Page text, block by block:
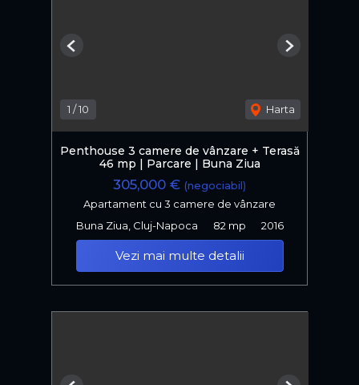
1 /10 Harta
Previous Next
Penthouse 3 camere de vânzare + Terasă
46 mp | Parcare | Buna Ziua
305,000 € (negociabil)
Apartament cu 3 camere de vânzare
Buna Ziua, Cluj-Napoca
82 mp 2016
Vezi mai multe detalii